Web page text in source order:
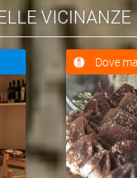
VICINANZE
Dove